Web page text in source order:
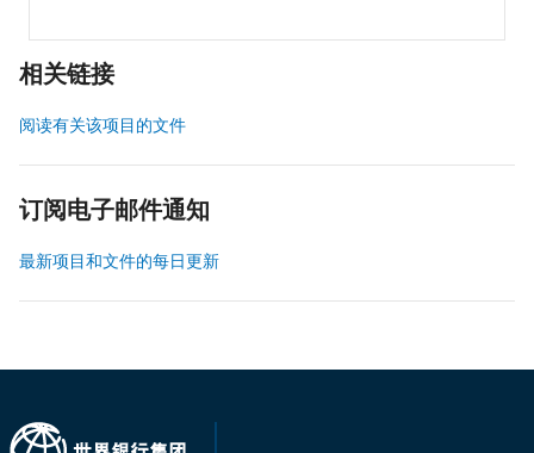
相关链接
阅读有关该项目的文件
订阅电子邮件通知
最新项目和文件的每日更新